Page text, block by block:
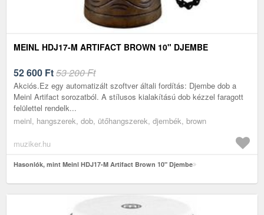
MEINL HDJ17-M ARTIFACT BROWN 10" DJEMBE
52 600 Ft53 200 Ft
Akciós.Ez egy automatizált szoftver általi fordítás: Djembe dob a
Meinl Artifact sorozatból. A stílusos kialakítású dob kézzel faragott
felülettel rendelk...
meinl, hangszerek, dob, ütőhangszerek, djembék, brown
muziker.hu
Hasonlók, mint Meinl HDJ17-M Artifact Brown 10" Djembe